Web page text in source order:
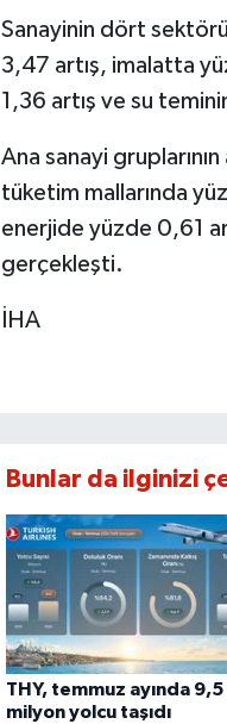
Sanayinin dört
3,47 artış, imalatta
1,36 artış ve su
Ana sanayi
tüketim mallarında
enerjide yüzde 0,61
gerçekleşti.
İHA
Bunlar da ilginizi
THY, temmuz ayında 9,5
milyon yolcu taşıdı